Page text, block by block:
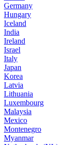
Germany
Hungary
Iceland
India
Ireland
Israel
Italy
Japan
Korea
Latvia
Lithuania
Luxembourg
Malaysia
Mexico
Montenegro
Myanmar